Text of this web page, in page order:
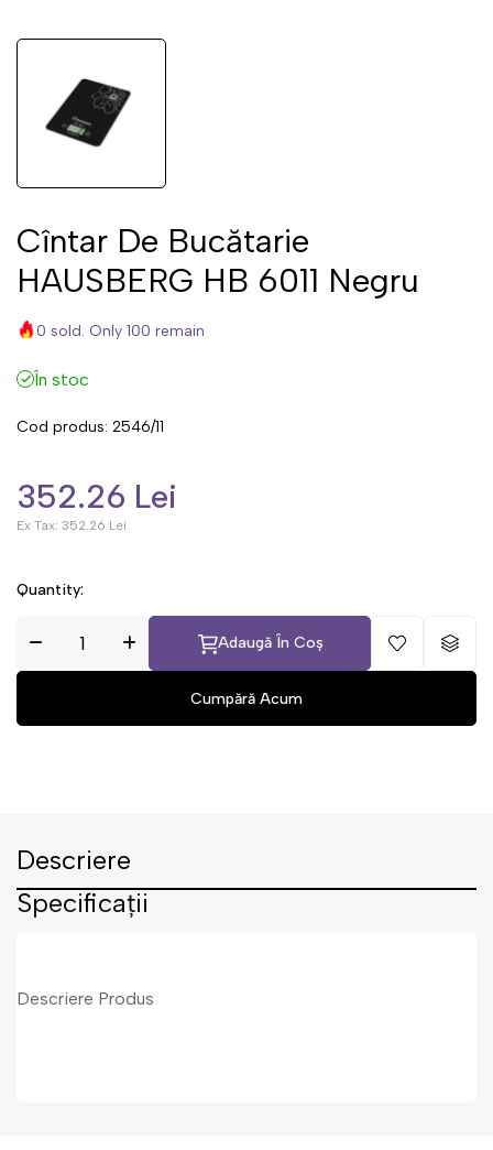
Cîntar De Bucătarie
HAUSBERG HB 6011 Negru
0 sold. Only 100 remain
În stoc
Cod produs: 2546/11
352.26 Lei
Ex Tax: 352.26 Lei
Quantity:
Adaugă În Coș
Descriere
Specificații
Descriere Produs